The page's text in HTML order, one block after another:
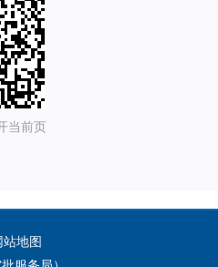
当前页
站地图